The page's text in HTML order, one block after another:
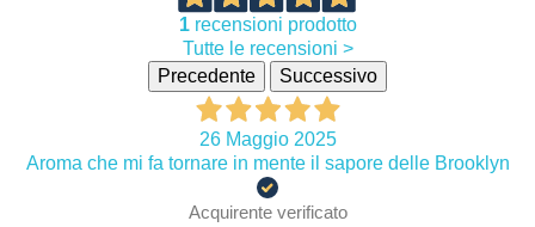
1recensioni prodotto
Tutte le recensioni >
Precedente
Successivo
26 Maggio 2025
Aroma che mi fa tornare in mente il sapore delle Brooklyn
Acquirente verificato